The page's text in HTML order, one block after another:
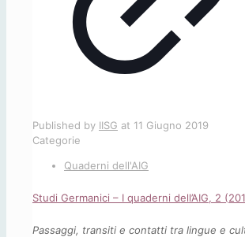
Published by IISG at 11 Giugno 2019
Categorie
Quaderni dell'AIG
Studi Germanici – I quaderni dell’AIG, 2
Passaggi, transiti e contatti tra lingue e